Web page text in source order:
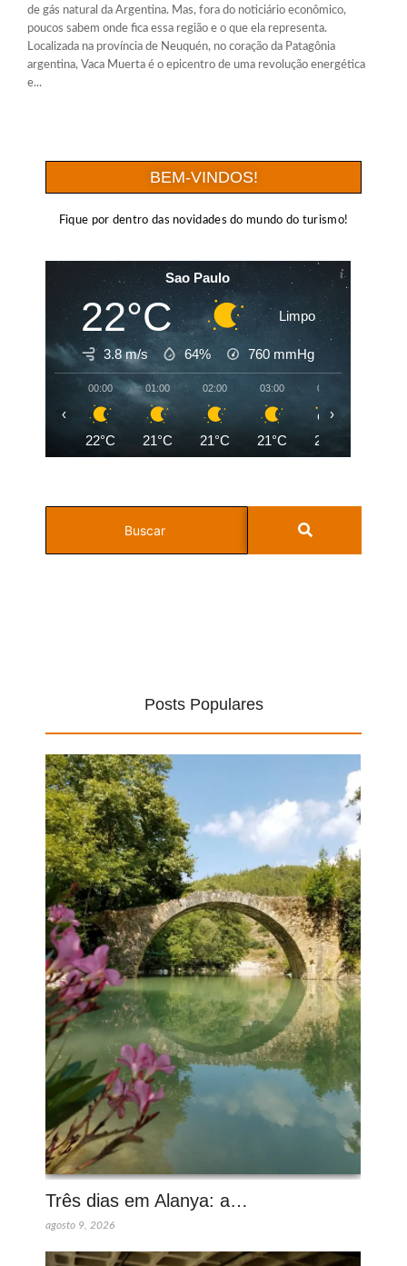
de gás natural da Argentina. Mas, fora do noticiário econômico,
poucos sabem onde fica essa região e o que ela representa.
Localizada na província de Neuquén, no coração da Patagônia
argentina, Vaca Muerta é o epicentro de uma revolução energética
e...
BEM-VINDOS!
Fique por dentro das novidades do mundo do turismo!
Sao Paulo
22°C Limpo
3.8 m/s 64% 760 mmHg
00:00
22°C
01:00
21°C
02:00
21°C
03:00
21°C
04:00
20°C
‹ ›
Posts Populares
Três dias em Alanya: a…
agosto 9, 2026